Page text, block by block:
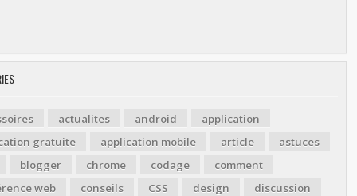
actualites android
application
gratuite
application mobile article
astuces
blogger
chrome codage
comment
web
conseils CSS design
discussion